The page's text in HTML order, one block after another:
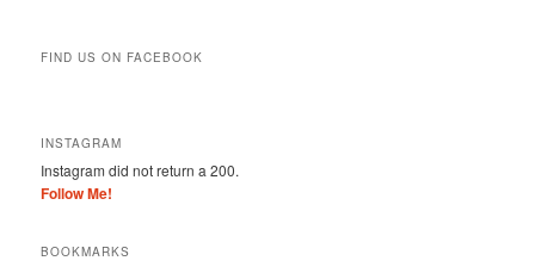
FIND US ON FACEBOOK
INSTAGRAM
Instagram did not return a 200.
Follow Me!
BOOKMARKS